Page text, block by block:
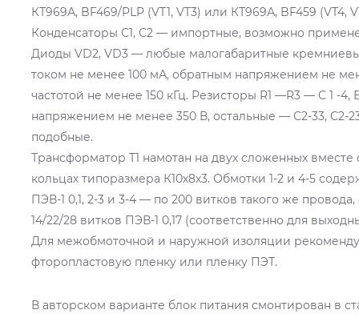
КТ969А, BF469/PLP (VT1, VT3) или КТ969А, BF459 (VT4,
Конденсаторы С1, С2 — импортные, возможно
Диоды VD2, VD3 — любые малогабаритные
током не менее 100 мА, обратным напряжением не
частотой не менее 150 кГц. Резисторы R1 —R3 — С 1 -
напряжением не менее 350 В, остальные — С2-33,
подобные.
Трансформатор Т1 намотан на двух сложенных
кольцах типоразмера К10х8х3. Обмотки 1-2 и 4-5
ПЭВ-1 0,1, 2-3 и 3-4 — по 200 витков такого же
14/22/28 витков ПЭВ-1 0,17 (соответственно для
Для межобмоточной и наружной изоляции
фторопластовую пленку или пленку ПЭТ.
В авторском варианте блок питания смонтирован в